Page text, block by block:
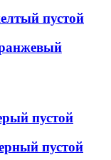
пустой
пустой
пустой